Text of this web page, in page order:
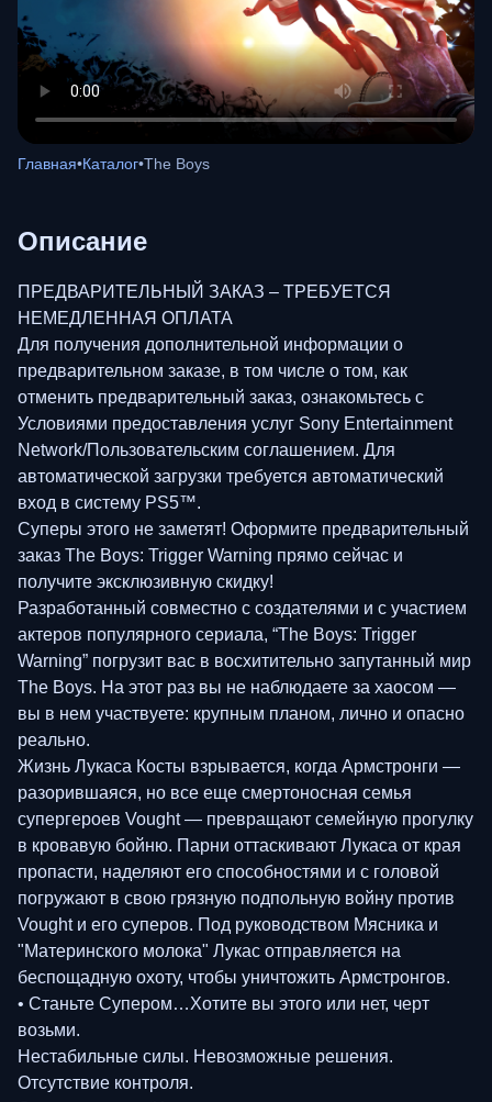
Главная•Каталог•The Boys
Описание
ПРЕДВАРИТЕЛЬНЫЙ ЗАКАЗ – ТРЕБУЕТСЯ
НЕМЕДЛЕННАЯ ОПЛАТА
Для получения дополнительной информации о
предварительном заказе, в том числе о том, как
отменить предварительный заказ, ознакомьтесь с
Условиями предоставления услуг Sony Entertainment
Network/Пользовательским соглашением. Для
автоматической загрузки требуется автоматический
вход в систему PS5™.
Суперы этого не заметят! Оформите предварительный
заказ The Boys: Trigger Warning прямо сейчас и
получите эксклюзивную скидку!
Разработанный совместно с создателями и с участием
актеров популярного сериала, “The Boys: Trigger
Warning” погрузит вас в восхитительно запутанный мир
The Boys. На этот раз вы не наблюдаете за хаосом —
вы в нем участвуете: крупным планом, лично и опасно
реально.
Жизнь Лукаса Косты взрывается, когда Армстронги —
разорившаяся, но все еще смертоносная семья
супергероев Vought — превращают семейную прогулку
в кровавую бойню. Парни оттаскивают Лукаса от края
пропасти, наделяют его способностями и с головой
погружают в свою грязную подпольную войну против
Vought и его суперов. Под руководством Мясника и
"Материнского молока" Лукас отправляется на
беспощадную охоту, чтобы уничтожить Армстронгов.
• Станьте Супером…Хотите вы этого или нет, черт
возьми.
Нестабильные силы. Невозможные решения.
Отсутствие контроля.